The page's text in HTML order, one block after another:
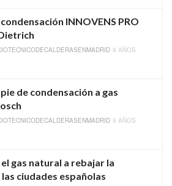
INNOVENS PRO
9 AÑOS
de condensación a gas
9 AÑOS
gas natural a rebajar la
ciudades españolas